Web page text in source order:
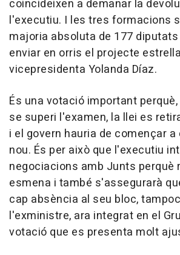
coincideixen a demanar la
l'executiu. I les tres formacions
majoria absoluta de 177
enviar en orris el projecte
vicepresidenta Yolanda Díaz.
És una votació important
se superi l'examen, la llei es
i el govern hauria de començar a
nou. És per això que l'executiu
negociacions amb Junts perquè
esmena i també s'assegurarà
cap absència al seu bloc,
l'exministre, ara integrat en el
votació que es presenta molt